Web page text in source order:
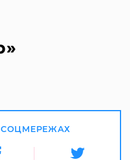
СОЦМЕРЕЖАХ